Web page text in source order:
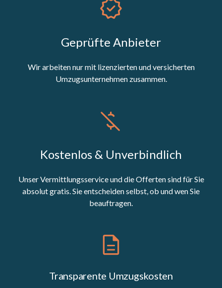
Geprüfte Anbieter
Wir arbeiten nur mit lizenzierten und versicherten
Umzugsunternehmen zusammen.
Kostenlos & Unverbindlich
Unser Vermittlungsservice und die Offerten sind für Sie
absolut gratis. Sie entscheiden selbst, ob und wen Sie
beauftragen.
Transparente Umzugskosten